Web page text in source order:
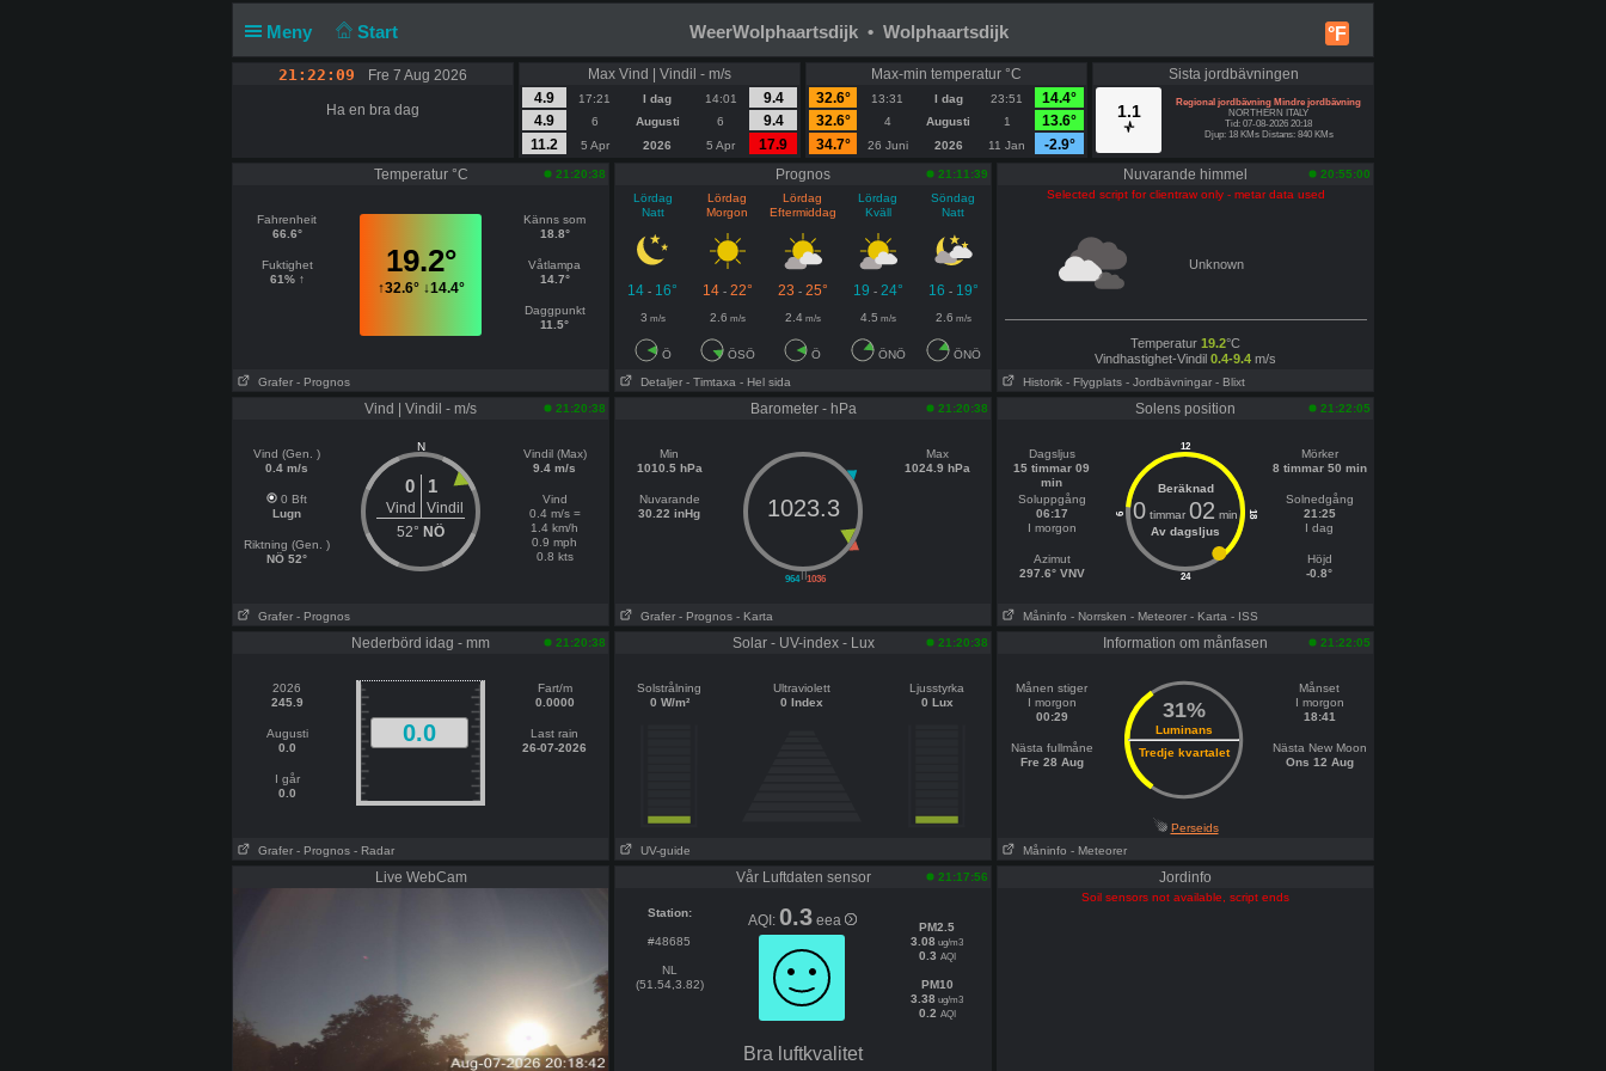
Meny Start °F
WeerWolphaartsdijk • Wolphaartsdijk
21:22:09 Fre 7 Aug 2026
Ha en bra dag
Max Vind | Vindil - m/s
4.9
17:21 I dag 14:01
9.4
4.9
6 Augusti 6
9.4
11.2
5 Apr 2026 5 Apr 17.9
Max-min temperatur °C
32.6°
13:31 I dag 23:51
14.4°
32.6°
4 Augusti 1
13.6°
34.7°
26 Juni 2026 11 Jan -2.9°
Sista jordbävningen
1.1
Regional jordbävning Mindre jordbävning
NORTHERN ITALY
Tid: 07-08-2026 20:18
Djup: 18 KMs Distans: 840 KMs
Temperatur °C 21:20:38
Fahrenheit
66.6°
Fuktighet
61% ↑
19.2°
↑32.6°↓14.4°
Känns som
18.8°
Våtlampa
14.7°
Daggpunkt
11.5°
Grafer - Prognos
Prognos
21:11:39
Lördag
Natt
Lördag
Morgon
Lördag
Eftermiddag
Lördag
Kväll
Söndag
Natt
14 - 16° 14- 22° 23 - 25° 19 - 24° 16 - 19°
3 m/s 2.6 m/s 2.4m/s 4.5 m/s 2.6 m/s
Ö ÖSÖ Ö ÖNÖ ÖNÖ
Detaljer - Timtaxa - Hel sida
Nuvarande himmel
Selected script for clientraw only - metar data used
20:55:00
Unknown
Temperatur 19.2°C
Vindhastighet-Vindil 0.4-9.4 m/s
Historik - Flygplats - Jordbävningar - Blixt
Vind | Vindil - m/s 21:20:38
Vind (Gen. )
0.4 m/s
0 Bft
Lugn
Riktning (Gen. )
NÖ 52°
N
0 1
Vind
Vindil
52° NÖ
Vindil (Max)
9.4 m/s
Vind
0.4 m/s =
1.4 km/h
0.9 mph
0.8 kts
Grafer - Prognos
Barometer - hPa 21:20:38
Min
1010.5 hPa
Nuvarande
30.22 inHg
||
964 1036
1023.3
Max
1024.9 hPa
Grafer - Prognos - Karta
Solens position 21:22:05
Dagsljus
15 timmar 09
min
Soluppgång
06:17
I morgon
Azimut
297.6° VNV
12
24
6 18
Beräknad
0 timmar 02 min
Av dagsljus
Mörker
8 timmar 50 min
Solnedgång
21:25
I dag
Höjd
-0.8°
Måninfo - Norrsken - Meteorer - Karta - ISS
Nederbörd idag - mm 21:20:38
2026
245.9
Augusti
0.0
I går
0.0
0.0
Fart/m
0.0000
Last rain
26-07-2026
Grafer - Prognos - Radar
Solar - UV-index - Lux 21:20:38
Solstrålning
0 W/m²
Ultraviolett
0 Index
Ljusstyrka
0 Lux
UV-guide
Information om månfasen 21:22:05
Månen stiger
I morgon
00:29
Nästa fullmåne
Fre 28 Aug
31%
Luminans
Tredje kvartalet
Månset
I morgon
18:41
Nästa New Moon
Ons 12 Aug
Perseids
Måninfo - Meteorer
Live WebCam Vår Luftdaten sensor 21:17:56
Station:
#48685
NL
(51.54,3.82)
AQI: 0.3 eea
PM2.5
3.08 ug/m3
0.3 AQI
PM10
3.38 ug/m3
0.2 AQI
Bra luftkvalitet
Jordinfo
Soil sensors not available, script ends